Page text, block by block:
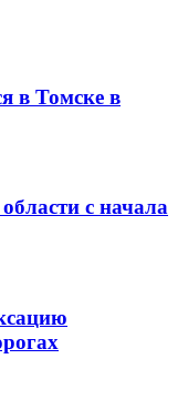
в Томске в
с начала